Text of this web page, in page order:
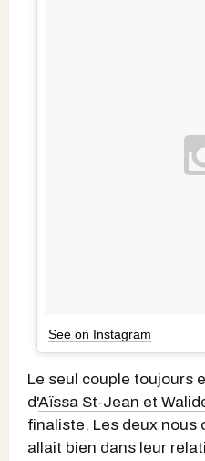
See on Instagram
Le seul couple toujours
d'Aïssa St-Jean et
finaliste. Les deux nous
allait bien dans leur